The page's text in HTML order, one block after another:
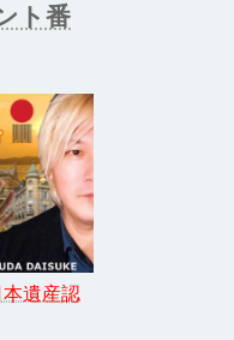
ト番
遺産認